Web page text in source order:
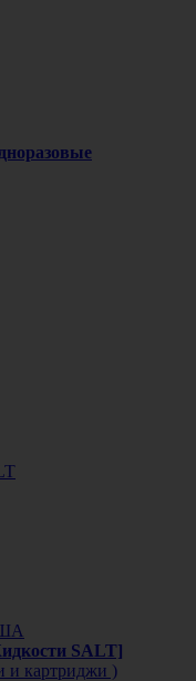
SALT]
и картриджи )